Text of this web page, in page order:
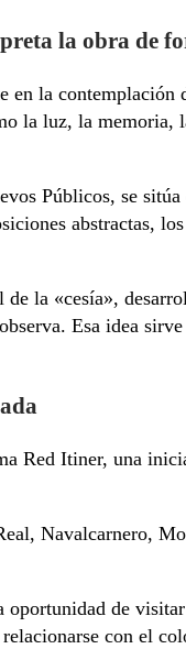
la obra de
en la contemplación
la luz, la
Públicos, se
abstractas,
la «cesía»,
Esa idea
Red Itiner, una
Navalcarnero,
de
con el